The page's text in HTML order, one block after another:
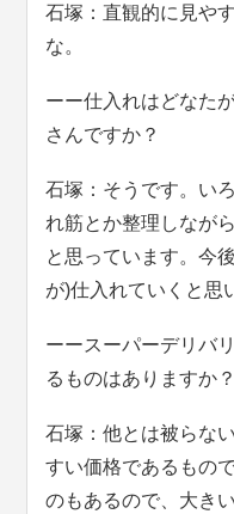
石塚：直観的に見や
な。
ーー仕入れはどなた
さんですか？
石塚：そうです。い
れ筋とか整理しなが
と思っています。今
が)仕入れていくと思
ーースーパーデリバ
るものはありますか？
石塚：他とは被らな
すい価格であるもの
のもあるので、大き